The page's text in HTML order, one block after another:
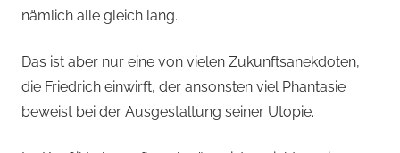
nämlich alle gleich lang.
Das ist aber nur eine von vielen Zukunftsanekdoten,
die Friedrich einwirft, der ansonsten viel Phantasie
beweist bei der Ausgestaltung seiner Utopie.